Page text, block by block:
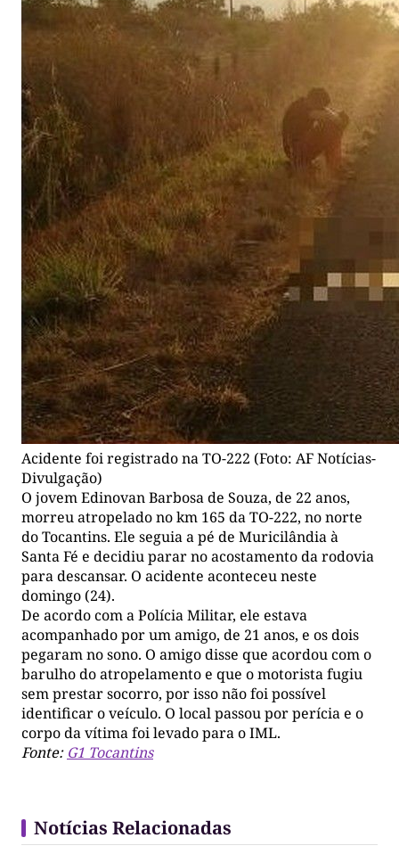
Acidente foi registrado na TO-222 (Foto: AF Notícias-
Divulgação)
O jovem Edinovan Barbosa de Souza, de 22 anos,
morreu atropelado no km 165 da TO-222, no norte
do Tocantins. Ele seguia a pé de Muricilândia à
Santa Fé e decidiu parar no acostamento da rodovia
para descansar. O acidente aconteceu neste
domingo (24).
De acordo com a Polícia Militar, ele estava
acompanhado por um amigo, de 21 anos, e os dois
pegaram no sono. O amigo disse que acordou com o
barulho do atropelamento e que o motorista fugiu
sem prestar socorro, por isso não foi possível
identificar o veículo. O local passou por perícia e o
corpo da vítima foi levado para o IML.
Fonte: G1 Tocantins
Notícias Relacionadas